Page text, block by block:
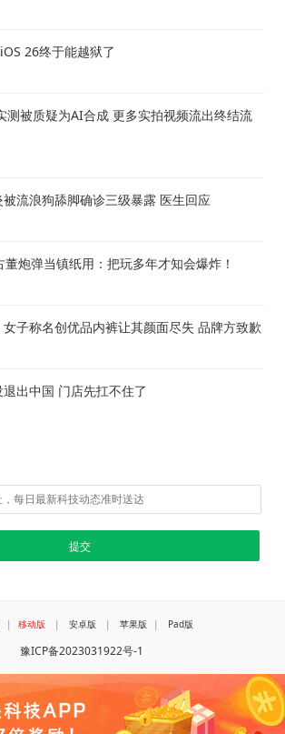
26终于能越狱了
测被质疑为AI合成 更多实拍视频流出终结流
流浪狗舔脚确诊三级暴露 医生回应
董炮弹当镇纸用：把玩多年才知会爆炸！
子称名创优品内裤让其颜面尽失 品牌方致歉
出中国 门店先扛不住了
| 移动版 | 安卓版 | 苹果版 | Pad版
豫ICP备2023031922号-1